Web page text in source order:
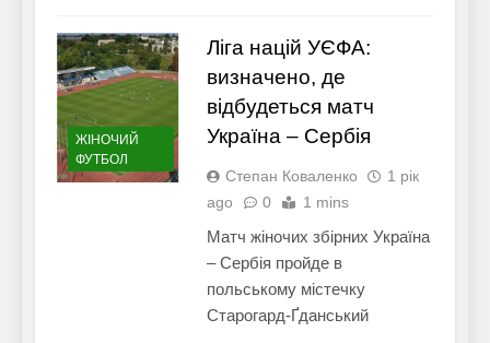
ЖІНОЧИЙ
ФУТБОЛ
Ліга націй УЄФА:
визначено, де
відбудеться матч
Україна – Сербія
Степан Коваленко
1 рік
ago
0 1 mins
Матч жіночих збірних Україна
– Сербія пройде в
польському містечку
Старогард-Ґданський